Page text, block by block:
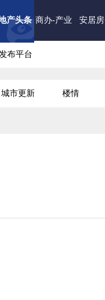
产头条 商办-产业 安居房
布平台
城市更新 楼情